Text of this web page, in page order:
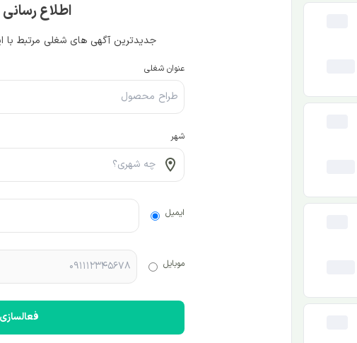
اطلاع
جدیدترین آگهی های شغلی مرتبط با
عنوان شغلی
شهر
ایمیل
موبایل
فعالسازی